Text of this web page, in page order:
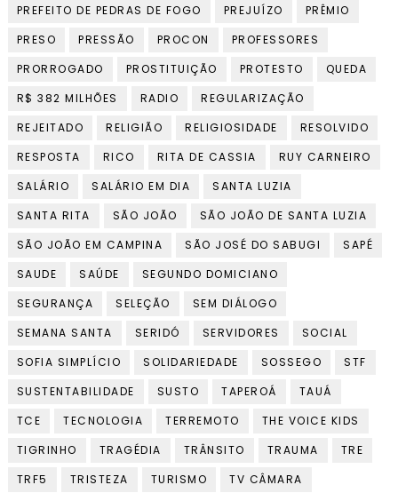
PREFEITO DE PEDRAS DE FOGO
PREJUÍZO
PRÊMIO
PRESO
PRESSÃO PROCON
PROFESSORES
PRORROGADO
PROSTITUIÇÃO PROTESTO
QUEDA
R$ 382 MILHÕES
RADIO
REGULARIZAÇÃO
REJEITADO
RELIGIÃO RELIGIOSIDADE
RESOLVIDO
RESPOSTA
RICO RITA DE CASSIA
RUY CARNEIRO
SALÁRIO
SALÁRIO EM DIA
SANTA LUZIA
SANTA RITA
SÃO JOÃO
SÃO JOÃO DE SANTA LUZIA
SÃO JOÃO EM CAMPINA
SÃO JOSÉ DO SABUGI
SAPÉ
SAUDE
SAÚDE
SEGUNDO DOMICIANO
SEGURANÇA
SELEÇÃO
SEM DIÁLOGO
SEMANA SANTA
SERIDÓ SERVIDORES
SOCIAL
SOFIA SIMPLÍCIO
SOLIDARIEDADE SOSSEGO
STF
SUSTENTABILIDADE
SUSTO TAPEROÁ
TAUÁ
TCE
TECNOLOGIA TERREMOTO
THE VOICE KIDS
TIGRINHO
TRAGÉDIA TRÂNSITO TRAUMA
TRE
TRF5
TRISTEZA TURISMO TV CÂMARA